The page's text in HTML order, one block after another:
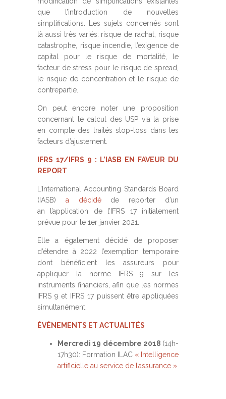
que l’introduction de nouvelles
simplifications. Les sujets concernés sont
là aussi très variés: risque de rachat, risque
catastrophe, risque incendie, l’exigence de
capital pour le risque de mortalité, le
facteur de stress pour le risque de spread,
le risque de concentration et le risque de
contrepartie.
On peut encore noter une proposition
concernant le calcul des USP via la prise
en compte des traités stop-loss dans les
facteurs d’ajustement.
IFRS 17/IFRS 9 : L’IASB EN FAVEUR DU
REPORT
L’International Accounting Standards Board
(IASB) a décidéde reporter d’un
an l’application de l’IFRS 17 initialement
prévue pour le 1er janvier 2021.
Elle a également décidé de proposer
d’étendre à 2022 l’exemption temporaire
dont bénéficient les assureurs pour
appliquer la norme IFRS 9 sur les
instruments financiers, afin que les normes
IFRS 9 et IFRS 17 puissent être appliquées
simultanément.
ÉVÉNEMENTS ET ACTUALITÉS
Mercredi 19 décembre 2018 (14h-
17h30): Formation ILAC « Intelligence
artificielle au service de l’assurance »